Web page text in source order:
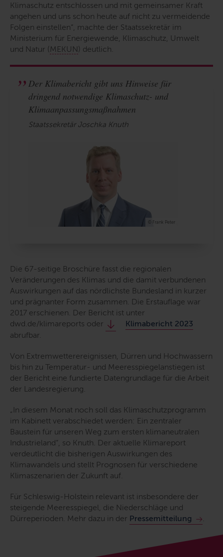
Klimaschutz entschlossen und mit gemeinsamer Kraft
angehen und uns schon heute auf nicht zu vermeidende
Folgen einstellen“, machte der Staatssekretär im
Ministerium für Energiewende, Klimaschutz, Umwelt
und Natur (MEKUN) deutlich.
Der Klimabericht gibt uns Hinweise für
dringend notwendige Klimaschutz- und
Klimaanpassungsmaßnahmen
Staatssekretär Joschka Knuth
© Frank Peter
Die 67-seitige Broschüre fasst die regionalen
Veränderungen des Klimas und die damit verbundenen
Auswirkungen auf das nördlichste Bundesland in kurzer
und prägnanter Form zusammen. Die Erstauflage war
2017 erschienen. Der Bericht ist unter
dwd.de/klimareports oder
Klimabericht 2023
abrufbar.
Von Extremwetterereignissen, Dürren und Hochwassern
bis hin zu Temperatur- und Meeresspiegelanstiegen ist
der Bericht eine fundierte Datengrundlage für die Arbeit
der Landesregierung.
„In diesem Monat noch soll das Klimaschutzprogramm
im Kabinett verabschiedet werden: Ein zentraler
Baustein für unseren Weg zum ersten klimaneutralen
Industrieland“, so Knuth. Der aktuelle Klimareport
verdeutlicht die bisherigen Auswirkungen des
Klimawandels und stellt Prognosen für verschiedene
Klimaszenarien der Zukunft auf.
Für Schleswig-Holstein relevant ist insbesondere der
steigende Meeresspiegel, die Niederschläge und
Dürreperioden. Mehr dazu in der Pressemitteilung